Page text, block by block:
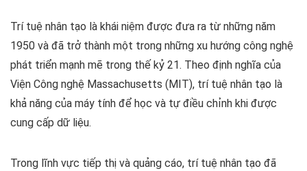
Trí tuệ nhân tạo là khái niệm được đưa ra từ những năm
1950 và đã trở thành một trong những xu hướng công nghệ
phát triển mạnh mẽ trong thế kỷ 21. Theo định nghĩa của
Viện Công nghệ Massachusetts (MIT), trí tuệ nhân tạo là
khả năng của máy tính để học và tự điều chỉnh khi được
cung cấp dữ liệu.
Trong lĩnh vực tiếp thị và quảng cáo, trí tuệ nhân tạo đã